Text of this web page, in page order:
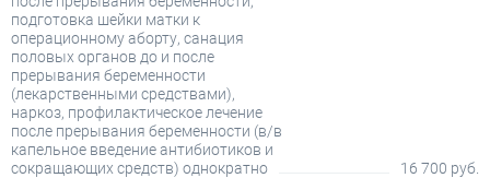
подготовка шейки матки к
операционному аборту, санация
половых органов до и после
прерывания беременности
(лекарственными средствами),
наркоз, профилактическое лечение
после прерывания беременности (в/в
капельное введение антибиотиков и
сокращающих средств) однократно
16 700 руб.